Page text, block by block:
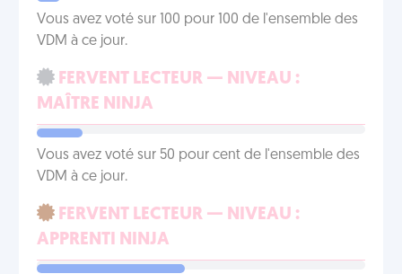
Vous avez voté sur 100 pour 100 de l'ensemble des
VDM à ce jour.
FERVENT LECTEUR — NIVEAU :
MAÎTRE NINJA
Vous avez voté sur 50 pour cent de l'ensemble des
VDM à ce jour.
FERVENT LECTEUR — NIVEAU :
APPRENTI NINJA